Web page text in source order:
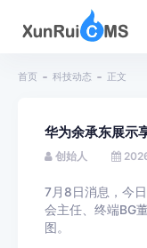
首页 科技动态 正文
华为余承东展示
创始人
7月8日消息，今
会主任、终端BG
图。